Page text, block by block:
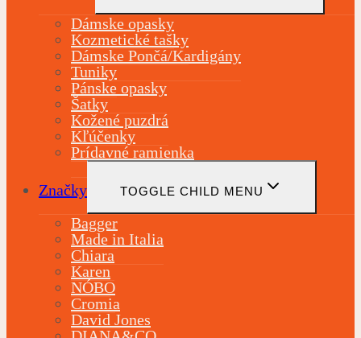
Dámske opasky
Kozmetické tašky
Dámske Pončá/Kardigány
Tuniky
Pánske opasky
Šatky
Kožené puzdrá
Kľúčenky
Prídavné ramienka
Značky TOGGLE CHILD MENU
Bagger
Made in Italia
Chiara
Karen
NÓBO
Cromia
David Jones